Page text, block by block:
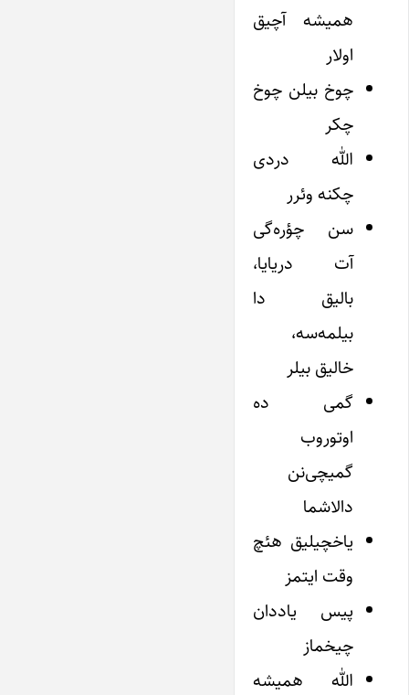
همیشه آچیق
اولار
چوخ بیلن چوخ
چکر
الله دردی
چکنه وئرر
سن چؤره‌گی
آت دریایا،
بالیق دا
بیلمه‌سه،
خالیق بیلر
گمی ده
اوتوروب
گمیچی‌نن
دالاشما
یاخچیلیق هئچ
وقت ایتمز
پیس یاددان
چیخماز
الله همیشه